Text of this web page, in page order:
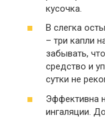
кусочка.
В слегка
– три капли
забывать,
средство и
сутки не
Эффективна
ингаляции.